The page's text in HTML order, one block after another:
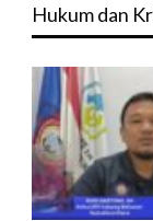
Hukum dan